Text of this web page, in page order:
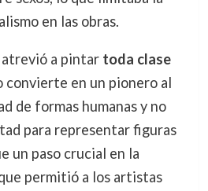
en las obras.
atrevió a pintar toda clase
convierte en un pionero al
de formas humanas y no
para representar figuras
un paso crucial en la
permitió a los artistas